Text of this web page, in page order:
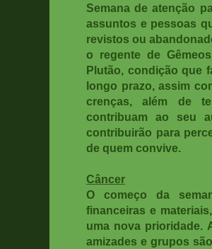
Semana de atenção
assuntos e pessoas
revistos ou
o regente de
Plutão, condição que
longo prazo, assim
crenças, além de
contribuam ao seu
contribuirão para
de quem convive.
Câncer
O começo da
financeiras e
uma nova prioridade.
amizades e grupos